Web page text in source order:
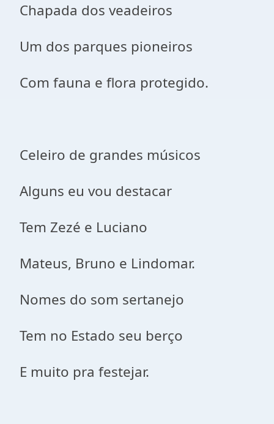
Chapada dos veadeiros
Um dos parques pioneiros
Com fauna e flora protegido.
Celeiro de grandes músicos
Alguns eu vou destacar
Tem Zezé e Luciano
Mateus, Bruno e Lindomar.
Nomes do som sertanejo
Tem no Estado seu berço
E muito pra festejar.